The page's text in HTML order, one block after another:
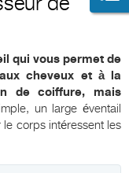
qui vous permet de
cheveux et à la
de coiffure, mais
un large éventail
corps intéressent les